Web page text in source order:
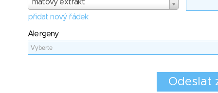
mátový extrakt
přidat nový řádek
Alergeny